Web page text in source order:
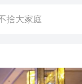
捨大家庭
有歡亦有淚 緬懷